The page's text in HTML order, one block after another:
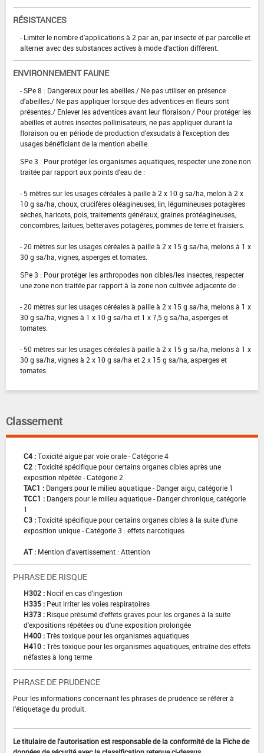
RÉSISTANCES
- Limiter le nombre d'applications à 2 par an, par insecte et par parcelle et
alterner avec des substances actives à mode d'action différent.
ENVIRONNEMENT FAUNE
- SPe 8 : Dangereux pour les abeilles./ Ne pas utiliser en présence
d'abeilles./ Ne pas appliquer lorsque des adventices en fleurs sont
présentes./ Enlever les adventices avant leur floraison./ Pour protéger les
abeilles et autres insectes pollinisateurs, ne pas appliquer durant la
floraison ou en période de production d'exsudats à l'exception des
usages bénéficiant de la mention abeille.
SPe 3 : Pour protéger les organismes aquatiques, respecter une zone non
traitée par rapport aux points d'eau de :
- 5 mètres sur les usages céréales à paille à 2 x 10 g sa/ha, melon à 2 x
10 g sa/ha, choux, crucifères oléagineuses, lin, légumineuses potagères
sèches, haricots, pois, traitements généraux, graines protéagineuses,
concombres, laitues, betteraves potagères, pommes de terre et fraisiers.
- 20 mètres sur les usages céréales à paille à 2 x 15 g sa/ha, melons à 1 x
30 g sa/ha, vignes, asperges et tomates.
SPe 3 : Pour protéger les arthropodes non cibles/les insectes, respecter
une zone non traitée par rapport à la zone non cultivée adjacente de :
- 20 mètres sur les usages céréales à paille à 2 x 15 g sa/ha, melons à 1 x
30 g sa/ha, vignes à 1 x 10 g sa/ha et 1 x 7,5 g sa/ha, asperges et
tomates.
- 50 mètres sur les usages céréales à paille à 2 x 15 g sa/ha, melons à 1 x
30 g sa/ha, vignes à 2 x 10 g sa/ha et 2 x 15 g sa/ha, asperges et
tomates.
Classement
C4 :Toxicité aiguë par voie orale - Catégorie 4
C2 :Toxicité spécifique pour certains organes cibles après une
exposition répétée - Catégorie 2
TAC1 : Dangers pour le milieu aquatique - Danger aigu, catégorie 1
TCC1 : Dangers pour le milieu aquatique - Danger chronique, catégorie
1
C3 :Toxicité spécifique pour certains organes cibles à la suite d'une
exposition unique - Catégorie 3 : effets narcotiques
AT : Mention d'avertissement : Attention
PHRASE DE RISQUE
H302 : Nocif en cas d'ingestion
H335 : Peut irriter les voies respiratoires
H373 : Risque présumé d'effets graves pour les organes à la suite
d'expositions répétées ou d'une exposition prolongée
H400 :Très toxique pour les organismes aquatiques
H410 :Très toxique pour les organismes aquatiques, entraîne des effets
néfastes à long terme
PHRASE DE PRUDENCE
Pour les informations concernant les phrases de prudence se référer à
l'étiquetage du produit.
Le titulaire de l'autorisation est responsable de la conformité de la Fiche de